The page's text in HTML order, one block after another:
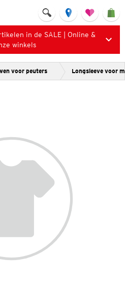
in de SALE | Online &
winkels
voor peuters Longsleeve voor